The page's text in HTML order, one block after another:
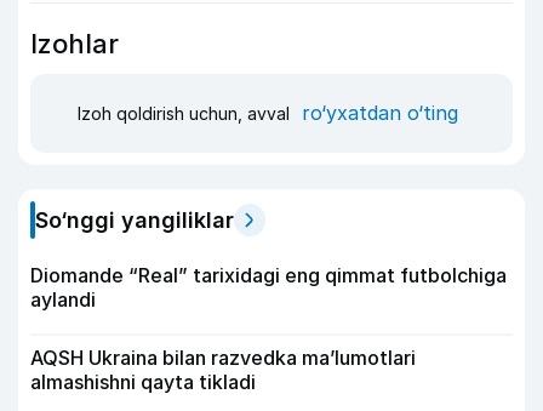
Izohlar
Izoh qoldirish uchun, avval ro‘yxatdan o‘ting
So‘nggi yangiliklar
Diomande “Real” tarixidagi eng qimmat futbolchiga
aylandi
AQSH Ukraina bilan razvedka ma’lumotlari
almashishni qayta tikladi